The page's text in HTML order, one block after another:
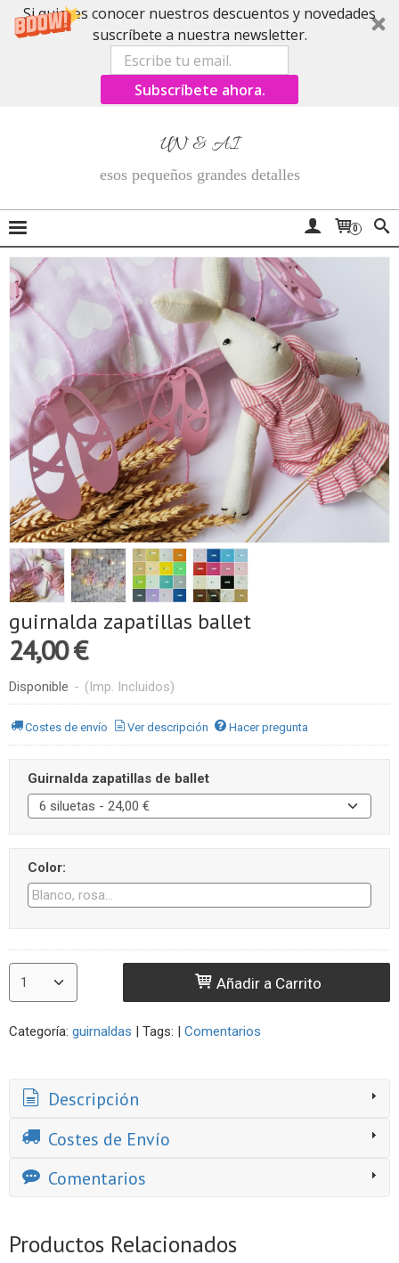
Si quieres conocer nuestros descuentos y novedades
suscríbete a nuestra newsletter.
Subscríbete ahora.
UN & AI
esos pequeños grandes detalles
0
guirnalda zapatillas ballet
24,00 €
Disponible - (Imp. Incluidos)
Costes de envío Ver descripción Hacer pregunta
Guirnalda zapatillas de ballet
Color:
Añadir a Carrito
Categoría: guirnaldas | Tags: | Comentarios
Descripción
Costes de Envío
Comentarios
Productos Relacionados